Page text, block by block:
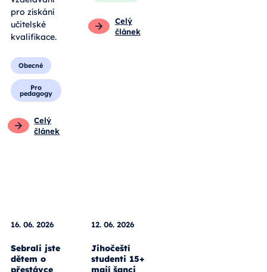
pro získání
učitelské
kvalifikace.
Obecné
Pro
pedagogy
Celý
článek
Celý
článek
16. 06. 2026
Sebrali jste
dětem o
přestávce
12. 06. 2026
Jihočeští
studenti 15+
mají šanci